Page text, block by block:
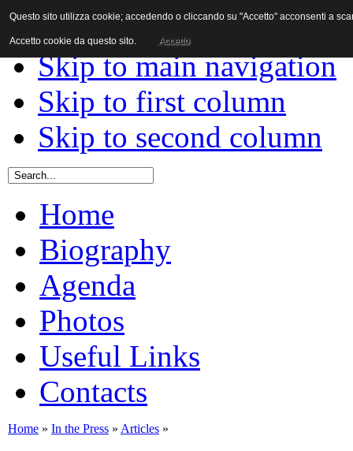
Skip to content
Skip to main navigation
Skip to first column
Skip to second column
Home
Biography
Agenda
Photos
Useful Links
Contacts
Home » In the Press » Articles »
Questo sito utilizza cookie; accedendo o cliccando su "Accetto" acconsenti a
Accetto cookie da questo sito. Accetto